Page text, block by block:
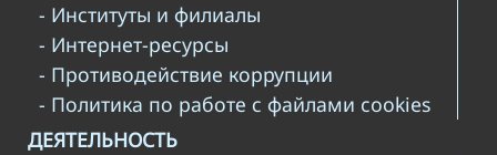
- Институты и филиалы
- Интернет-ресурсы
- Противодействие коррупции
- Политика по работе с файлами cookies
ДЕЯТЕЛЬНОСТЬ